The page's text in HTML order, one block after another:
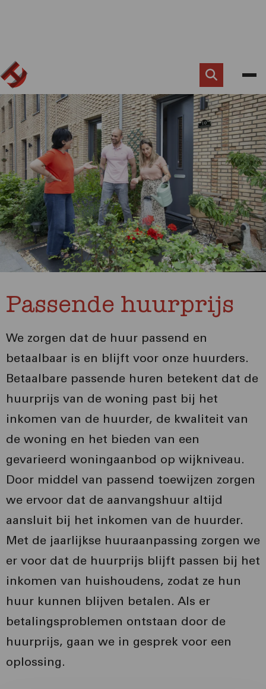
Zoek
knop
Passende huurprijs
We zorgen dat de huur passend en
betaalbaar is en blijft voor onze huurders.
Betaalbare passende huren betekent dat de
huurprijs van de woning past bij het
inkomen van de huurder, de kwaliteit van
de woning en het bieden van een
gevarieerd woningaanbod op wijkniveau.
Door middel van passend toewijzen zorgen
we ervoor dat de aanvangshuur altijd
aansluit bij het inkomen van de huurder.
Met de jaarlijkse huuraanpassing zorgen we
er voor dat de huurprijs blijft passen bij het
inkomen van huishoudens, zodat ze hun
huur kunnen blijven betalen. Als er
betalingsproblemen ontstaan door de
huurprijs, gaan we in gesprek voor een
oplossing.